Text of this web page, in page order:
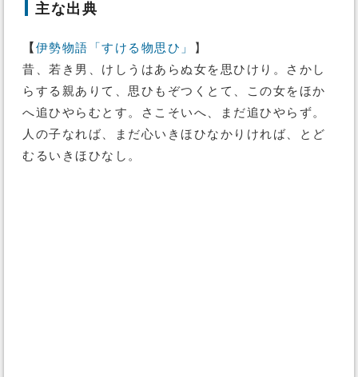
主な出典
【 伊勢物語「すける物思ひ」
】
昔、若き男、けしうはあらぬ女を思ひけり。さかし
らする親ありて、思ひもぞつくとて、この女をほか
へ追ひやらむとす。さこそいへ、まだ追ひやらず。
人の子なれば、まだ心いきほひなかりければ、とど
むるいきほひなし。